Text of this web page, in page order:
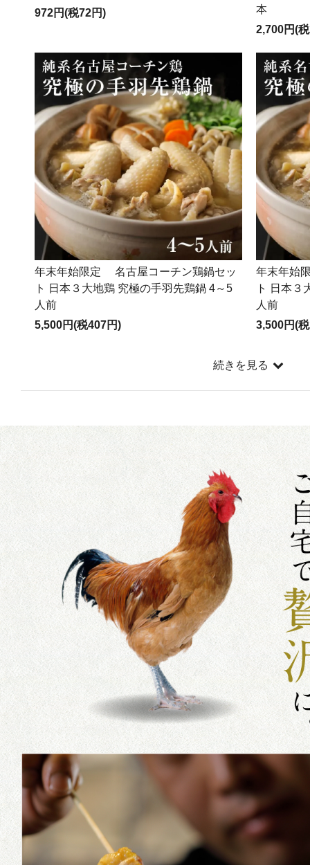
972円(税72円)
本
2,700円(
年末年始限定 名古屋コーチン鶏鍋セッ
ト 日本３大地鶏 究極の手羽先鶏鍋 4～5
人前
5,500円(税407円)
年末年始
ト 日本３
人前
3,500円(
続きを見る